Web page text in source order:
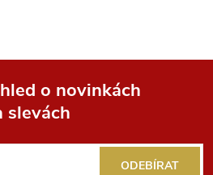
o novinkách
slevách
ODEBÍRAT